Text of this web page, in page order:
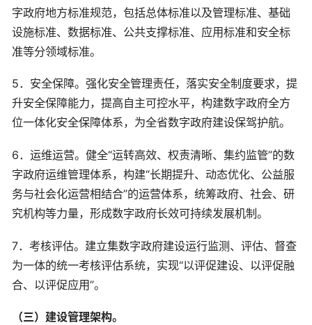
字政府地方标准规范，包括总体标准以及管理标准、基础
设施标准、数据标准、公共支撑标准、应用标准和安全标
准等分领域标准。
5．安全保障。强化安全管理责任，落实安全制度要求，提
升安全保障能力，提高自主可控水平，构建数字政府全方
位一体化安全保障体系，为全省数字政府建设保驾护航。
6．运维运营。健全“运转高效、权责清晰、集约监管”的数
字政府运维管理体系，构建“长期提升、动态优化、公益服
务与社会化运营相结合”的运营体系，统筹政府、社会、研
究机构等力量，形成数字政府长效可持续发展机制。
7．考核评估。建立集数字政府建设运行监测、评估、督查
为一体的统一考核评估系统，实现“以评促建设、以评促融
合、以评促应用”。
（三）建设管理架构。